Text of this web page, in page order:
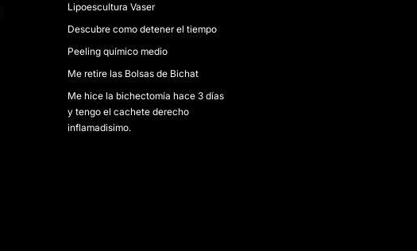
Lipoescultura Vaser
Descubre como detener el tiempo
Peeling químico medio
Me retire las Bolsas de Bichat
Me hice la bichectomía hace 3 días
y tengo el cachete derecho
inflamadisimo.